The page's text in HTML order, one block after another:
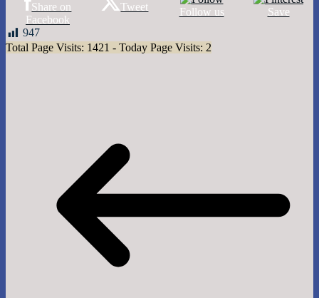
Share on
Facebook
Tweet Follow us
Save
947
Total Page Visits: 1421 - Today Page Visits: 2